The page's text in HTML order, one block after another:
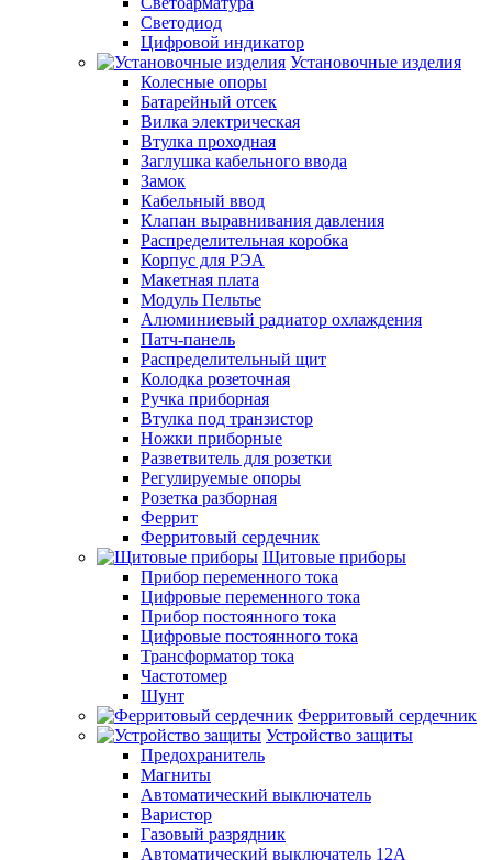
Светодиод
Цифровой индикатор
Установочные изделия
Колесные опоры
Батарейный отсек
Вилка электрическая
Втулка проходная
Заглушка кабельного ввода
Замок
Кабельный ввод
Клапан выравнивания давления
Распределительная коробка
Корпус для РЭА
Макетная плата
Модуль Пельтье
Алюминиевый радиатор охлаждения
Патч-панель
Распределительный щит
Колодка розеточная
Ручка приборная
Втулка под транзистор
Ножки приборные
Разветвитель для розетки
Регулируемые опоры
Розетка разборная
Феррит
Ферритовый сердечник
Щитовые приборы
Прибор переменного тока
Цифровые переменного тока
Прибор постоянного тока
Цифровые постоянного тока
Трансформатор тока
Частотомер
Шунт
Ферритовый сердечник
Устройство защиты
Предохранитель
Магниты
Автоматический выключатель
Варистор
Газовый разрядник
Автоматический выключатель 12А